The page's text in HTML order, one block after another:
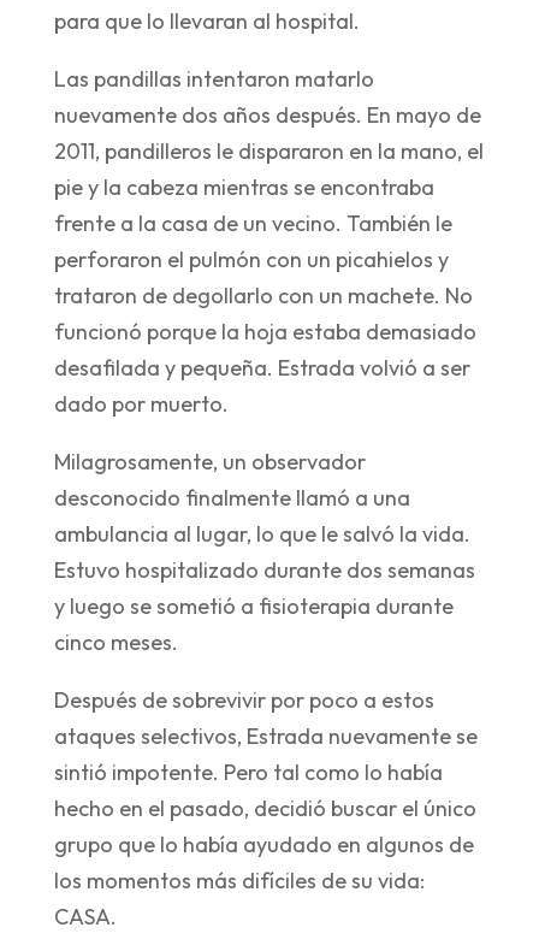
para que lo llevaran al hospital.
Las pandillas intentaron matarlo
nuevamente dos años después. En mayo de
2011, pandilleros le dispararon en la mano, el
pie y la cabeza mientras se encontraba
frente a la casa de un vecino. También le
perforaron el pulmón con un picahielos y
trataron de degollarlo con un machete. No
funcionó porque la hoja estaba demasiado
desafilada y pequeña. Estrada volvió a ser
dado por muerto.
Milagrosamente, un observador
desconocido finalmente llamó a una
ambulancia al lugar, lo que le salvó la vida.
Estuvo hospitalizado durante dos semanas
y luego se sometió a fisioterapia durante
cinco meses.
Después de sobrevivir por poco a estos
ataques selectivos, Estrada nuevamente se
sintió impotente. Pero tal como lo había
hecho en el pasado, decidió buscar el único
grupo que lo había ayudado en algunos de
los momentos más difíciles de su vida:
CASA.